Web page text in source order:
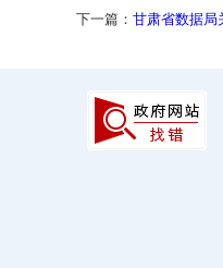
下一篇： 甘肃省数据局